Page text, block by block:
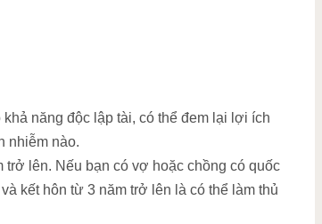
năng độc lập tài, có thể đem lại lợi ích
nhiễm nào.
lên. Nếu bạn có vợ hoặc chồng có quốc
kết hôn từ 3 năm trở lên là có thể làm thủ